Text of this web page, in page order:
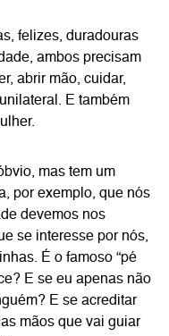
felizes, duradouras
ambos precisam
abrir mão, cuidar,
E também
mas tem um
por exemplo, que nós
devemos nos
se interesse por nós,
É o famoso “pé
E se eu apenas não
E se acreditar
mãos que vai guiar